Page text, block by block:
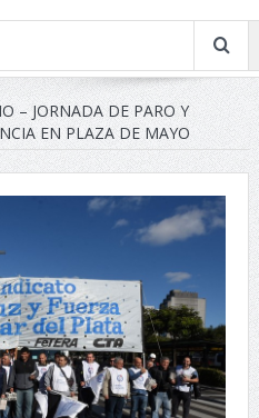
– JORNADA DE PARO Y
EN PLAZA DE MAYO